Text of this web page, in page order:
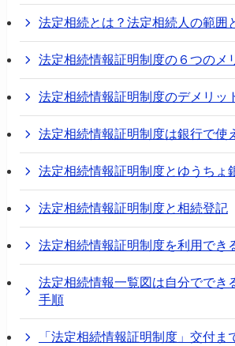
法定相続とは？法定相続人の範囲
法定相続情報証明制度の６つのメ
法定相続情報証明制度のデメリッ
法定相続情報証明制度は銀行で使
法定相続情報証明制度とゆうちょ
法定相続情報証明制度と相続登記
法定相続情報証明制度を利用でき
法定相続情報一覧図は自分ででき
手順
「法定相続情報証明制度」交付ま